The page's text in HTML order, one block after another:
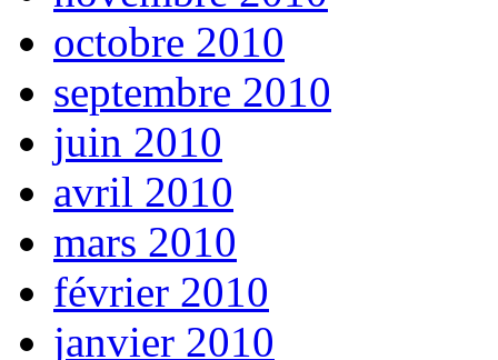
octobre 2010
septembre 2010
juin 2010
avril 2010
mars 2010
février 2010
janvier 2010